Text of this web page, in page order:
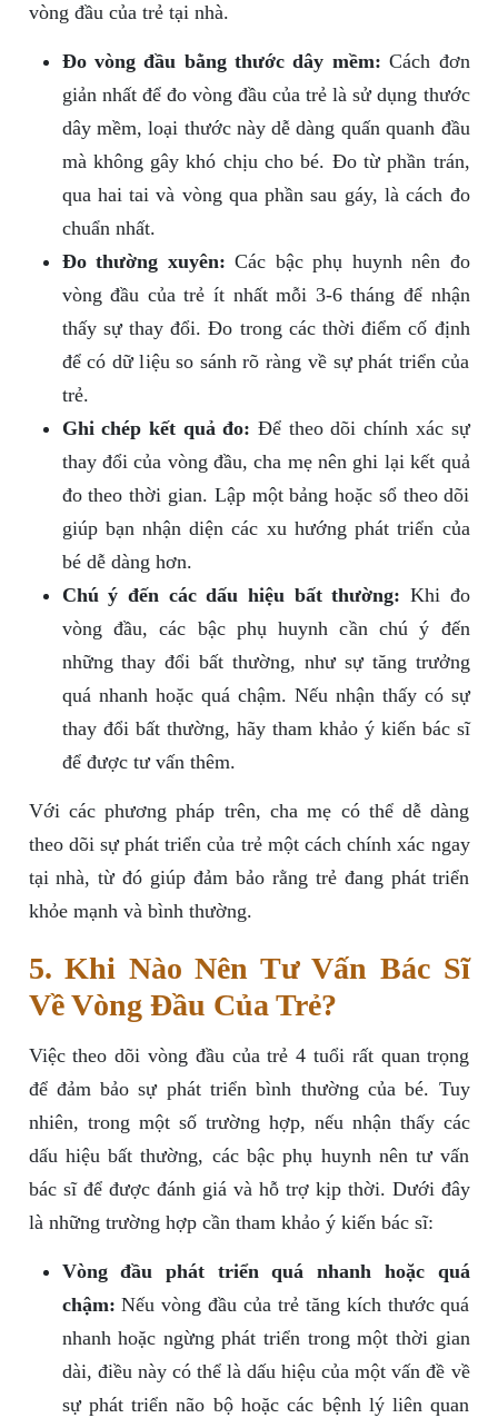
vòng đầu của trẻ tại nhà.
Đo vòng đầu bằng thước dây mềm: Cách đơn
giản nhất để đo vòng đầu của trẻ là sử dụng thước
dây mềm, loại thước này dễ dàng quấn quanh đầu
mà không gây khó chịu cho bé. Đo từ phần trán,
qua hai tai và vòng qua phần sau gáy, là cách đo
chuẩn nhất.
Đo thường xuyên: Các bậc phụ huynh nên đo
vòng đầu của trẻ ít nhất mỗi 3-6 tháng để nhận
thấy sự thay đổi. Đo trong các thời điểm cố định
để có dữ liệu so sánh rõ ràng về sự phát triển của
trẻ.
Ghi chép kết quả đo: Để theo dõi chính xác sự
thay đổi của vòng đầu, cha mẹ nên ghi lại kết quả
đo theo thời gian. Lập một bảng hoặc sổ theo dõi
giúp bạn nhận diện các xu hướng phát triển của
bé dễ dàng hơn.
Chú ý đến các dấu hiệu bất thường: Khi đo
vòng đầu, các bậc phụ huynh cần chú ý đến
những thay đổi bất thường, như sự tăng trưởng
quá nhanh hoặc quá chậm. Nếu nhận thấy có sự
thay đổi bất thường, hãy tham khảo ý kiến bác sĩ
để được tư vấn thêm.
Với các phương pháp trên, cha mẹ có thể dễ dàng
theo dõi sự phát triển của trẻ một cách chính xác ngay
tại nhà, từ đó giúp đảm bảo rằng trẻ đang phát triển
khỏe mạnh và bình thường.
5. Khi Nào Nên Tư Vấn Bác Sĩ
Về Vòng Đầu Của Trẻ?
Việc theo dõi vòng đầu của trẻ 4 tuổi rất quan trọng
để đảm bảo sự phát triển bình thường của bé. Tuy
nhiên, trong một số trường hợp, nếu nhận thấy các
dấu hiệu bất thường, các bậc phụ huynh nên tư vấn
bác sĩ để được đánh giá và hỗ trợ kịp thời. Dưới đây
là những trường hợp cần tham khảo ý kiến bác sĩ:
Vòng đầu phát triển quá nhanh hoặc quá
chậm: Nếu vòng đầu của trẻ tăng kích thước quá
nhanh hoặc ngừng phát triển trong một thời gian
dài, điều này có thể là dấu hiệu của một vấn đề về
sự phát triển não bộ hoặc các bệnh lý liên quan